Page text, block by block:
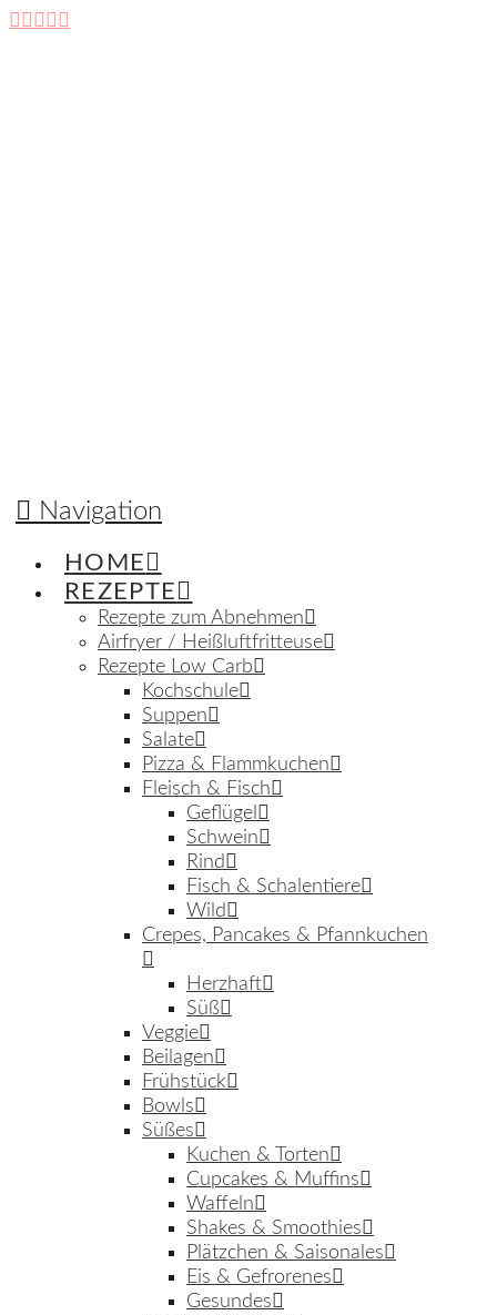
Navigation
HOME
REZEPTE
Rezepte zum Abnehmen
Airfryer / Heißluftfritteuse
Rezepte Low Carb
Kochschule
Suppen
Salate
Pizza & Flammkuchen
Fleisch & Fisch
Geflügel
Schwein
Rind
Fisch & Schalentiere
Wild
Crepes, Pancakes & Pfannkuchen
Herzhaft
Süß
Veggie
Beilagen
Frühstück
Bowls
Süßes
Kuchen & Torten
Cupcakes & Muffins
Waffeln
Shakes & Smoothies
Plätzchen & Saisonales
Eis & Gefrorenes
Gesundes